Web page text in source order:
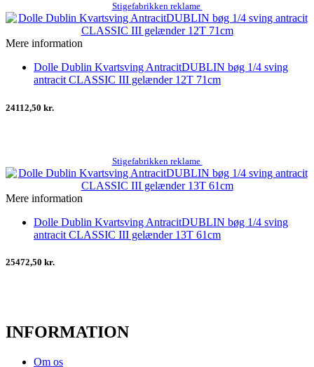
Stigefabrikken reklame
Mere information
Dolle Dublin Kvartsving AntracitDUBLIN bøg 1/4 sving
antracit CLASSIC III gelænder 12T 71cm
24112,50 kr.
Stigefabrikken reklame
Mere information
Dolle Dublin Kvartsving AntracitDUBLIN bøg 1/4 sving
antracit CLASSIC III gelænder 13T 61cm
25472,50 kr.
INFORMATION
Om os